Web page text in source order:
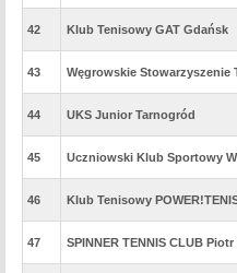
42 Klub Tenisowy GAT Gdańsk
43 Węgrowskie Stowarzyszenie
44 UKS Junior Tarnogród
45 Uczniowski Klub Sportowy
46 Klub Tenisowy
47 SPINNER TENNIS CLUB Piotr